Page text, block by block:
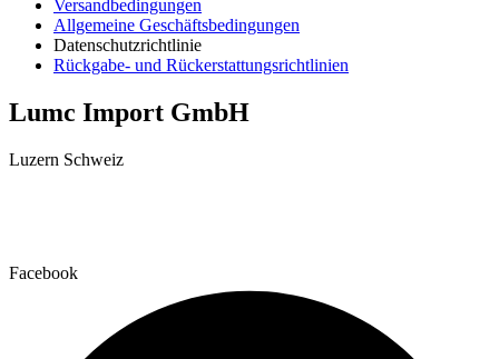
Versandbedingungen
Allgemeine Geschäftsbedingungen
Datenschutzrichtlinie
Rückgabe- und Rückerstattungsrichtlinien
Lumc Import GmbH
Luzern Schweiz
Facebook